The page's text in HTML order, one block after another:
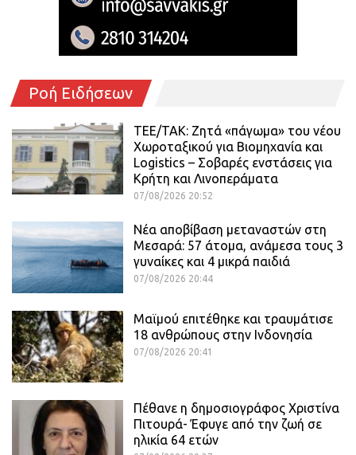
Ροή Ειδήσεων
ΤΕΕ/ΤΑΚ: Ζητά «πάγωμα» του νέου
Χωροταξικού για Βιομηχανία και
Logistics – Σοβαρές ενστάσεις για
Κρήτη και Λινοπεράματα
07/08/2026 20:52
Νέα αποβίβαση μεταναστών στη
Μεσαρά: 57 άτομα, ανάμεσα τους 3
γυναίκες και 4 μικρά παιδιά
07/08/2026 20:44
Μαϊμού επιτέθηκε και τραυμάτισε
18 ανθρώπους στην Ινδονησία
07/08/2026 20:41
Πέθανε η δημοσιογράφος Χριστίνα
Πιτουρά- Έφυγε από την ζωή σε
ηλικία 64 ετών